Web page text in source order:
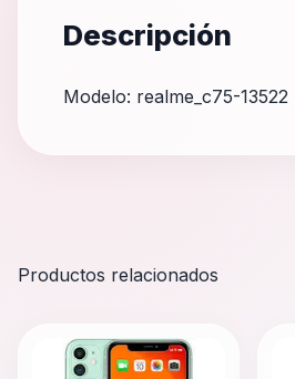
Descripción
Modelo: realme_c75-13522
Productos relacionados